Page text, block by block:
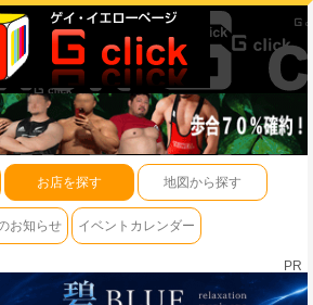
お店を探す 地図から探す
お知らせ イベントカレンダー
PR